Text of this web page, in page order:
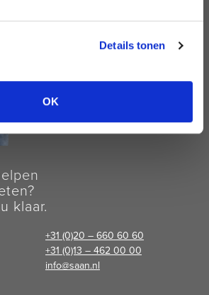
Details tonen
OK
klaar.
+31 (0)20 – 660 60 60
+31 (0)13 – 462 00 00
info@saan.nl